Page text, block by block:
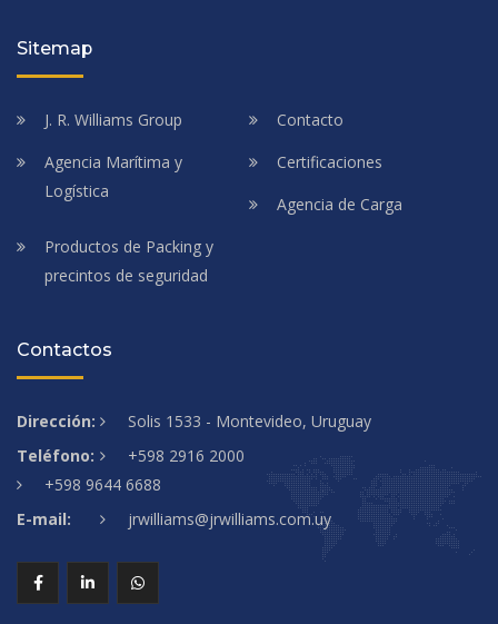
Sitemap
J. R. Williams Group
Contacto
Agencia Marítima y
Logística
Certificaciones
Agencia de Carga
Productos de Packing y
precintos de seguridad
Contactos
Dirección:
Solis 1533 - Montevideo, Uruguay
Teléfono:
+598 2916 2000
+598 9644 6688
E-mail:
jrwilliams@jrwilliams.com.uy